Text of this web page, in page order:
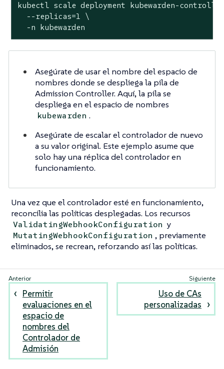
kubectl scale deployment kubewarden-
  --replicas=1 \
  -n kubewarden
Asegúrate de usar el nombre del espacio de
nombres donde se despliega la pila de
Admission Controller. Aquí, la pila se
despliega en el espacio de nombres
kubewarden .
Asegúrate de escalar el controlador de nuevo
a su valor original. Este ejemplo asume que
solo hay una réplica del controlador en
funcionamiento.
Una vez que el controlador esté en funcionamiento,
reconcilia las políticas desplegadas. Los recursos
ValidatingWebhookConfiguration y
MutatingWebhookConfiguration , previamente
eliminados, se recrean, reforzando así las políticas.
Permitir
evaluaciones en el
espacio de
nombres del
Controlador de
Admisión
Uso de CAs
personalizadas